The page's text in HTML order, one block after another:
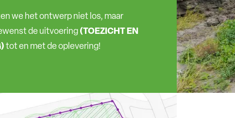
we het ontwerp niet los, maar
de uitvoering (TOEZICHT EN
tot en met de oplevering!